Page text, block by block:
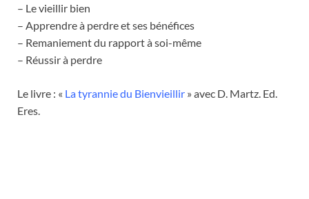
– Le vieillir bien
– Apprendre à perdre et ses bénéfices
– Remaniement du rapport à soi-même
– Réussir à perdre
Le livre : « La tyrannie du Bienvieillir » avec D. Martz. Ed.
Eres.